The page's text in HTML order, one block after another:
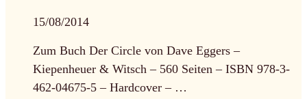
15/08/2014
Zum Buch Der Circle von Dave Eggers –
Kiepenheuer & Witsch – 560 Seiten – ISBN 978-3-
462-04675-5 – Hardcover – …